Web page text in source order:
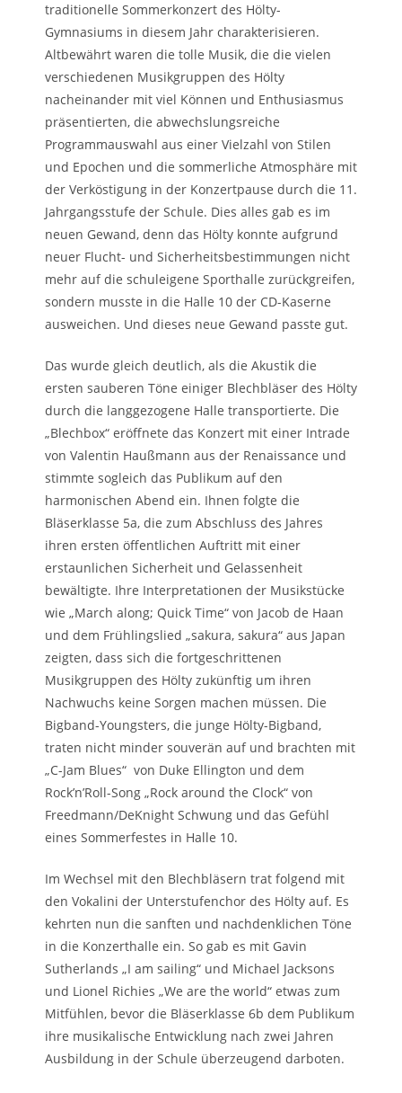
traditionelle Sommerkonzert des Hölty-
Gymnasiums in diesem Jahr charakterisieren.
Altbewährt waren die tolle Musik, die die vielen
verschiedenen Musikgruppen des Hölty
nacheinander mit viel Können und Enthusiasmus
präsentierten, die abwechslungsreiche
Programmauswahl aus einer Vielzahl von Stilen
und Epochen und die sommerliche Atmosphäre mit
der Verköstigung in der Konzertpause durch die 11.
Jahrgangsstufe der Schule. Dies alles gab es im
neuen Gewand, denn das Hölty konnte aufgrund
neuer Flucht- und Sicherheitsbestimmungen nicht
mehr auf die schuleigene Sporthalle zurückgreifen,
sondern musste in die Halle 10 der CD-Kaserne
ausweichen. Und dieses neue Gewand passte gut.
Das wurde gleich deutlich, als die Akustik die
ersten sauberen Töne einiger Blechbläser des Hölty
durch die langgezogene Halle transportierte. Die
„Blechbox“ eröffnete das Konzert mit einer Intrade
von Valentin Haußmann aus der Renaissance und
stimmte sogleich das Publikum auf den
harmonischen Abend ein. Ihnen folgte die
Bläserklasse 5a, die zum Abschluss des Jahres
ihren ersten öffentlichen Auftritt mit einer
erstaunlichen Sicherheit und Gelassenheit
bewältigte. Ihre Interpretationen der Musikstücke
wie „March along; Quick Time“ von Jacob de Haan
und dem Frühlingslied „sakura, sakura“ aus Japan
zeigten, dass sich die fortgeschrittenen
Musikgruppen des Hölty zukünftig um ihren
Nachwuchs keine Sorgen machen müssen. Die
Bigband-Youngsters, die junge Hölty-Bigband,
traten nicht minder souverän auf und brachten mit
„C-Jam Blues“ von Duke Ellington und dem
Rock’n’Roll-Song „Rock around the Clock“ von
Freedmann/DeKnight Schwung und das Gefühl
eines Sommerfestes in Halle 10.
Im Wechsel mit den Blechbläsern trat folgend mit
den Vokalini der Unterstufenchor des Hölty auf. Es
kehrten nun die sanften und nachdenklichen Töne
in die Konzerthalle ein. So gab es mit Gavin
Sutherlands „I am sailing“ und Michael Jacksons
und Lionel Richies „We are the world“ etwas zum
Mitfühlen, bevor die Bläserklasse 6b dem Publikum
ihre musikalische Entwicklung nach zwei Jahren
Ausbildung in der Schule überzeugend darboten.